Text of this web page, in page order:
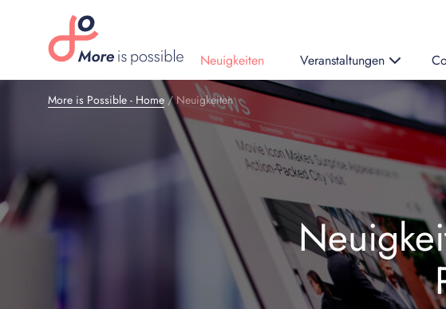
Neuigkeiten Veranstaltungen
More is Possible - Home /Neuigkeiten